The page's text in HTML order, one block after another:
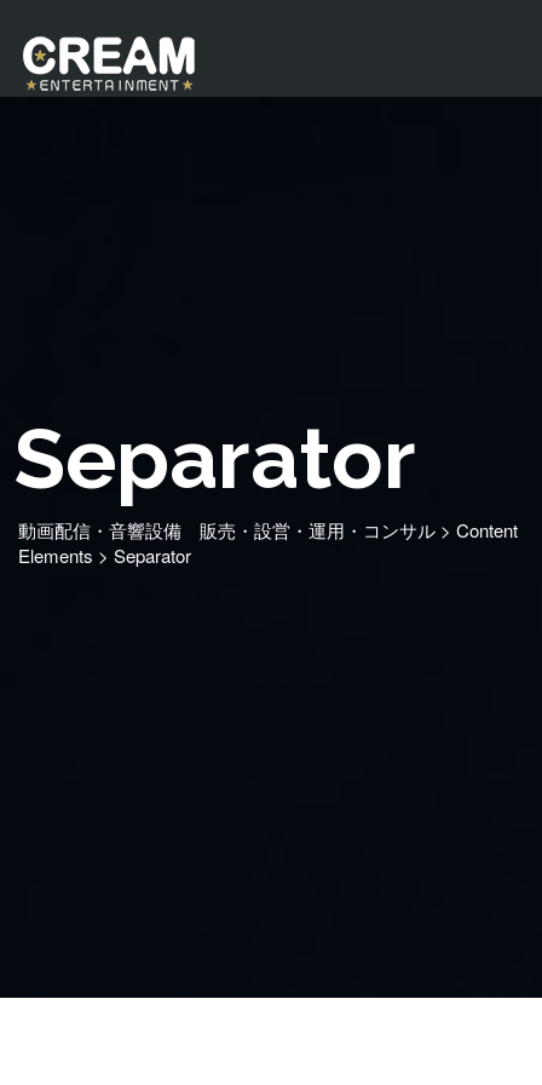
Separator
動画配信・音響設備 販売・設営・運用・コンサル > Content
Elements > Separator